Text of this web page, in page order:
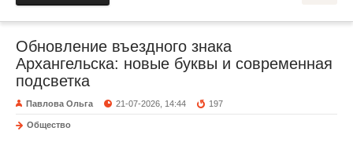
Обновление въездного знака
Архангельска: новые буквы и современная
подсветка
Павлова Ольга 21-07-2026, 14:44 197
Общество